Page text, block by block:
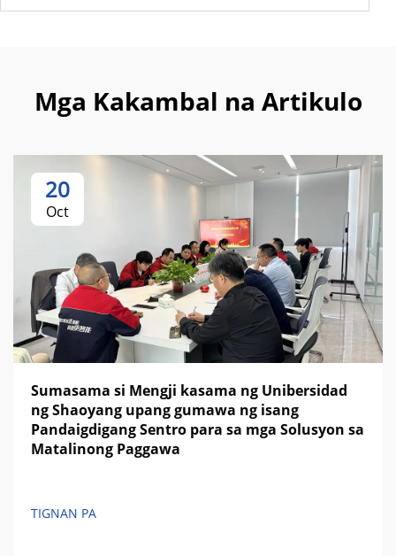
Mga Kakambal na Artikulo
20
Oct
Sumasama si Mengji kasama ng Unibersidad
ng Shaoyang upang gumawa ng isang
Pandaigdigang Sentro para sa mga Solusyon sa
Matalinong Paggawa
TIGNAN PA